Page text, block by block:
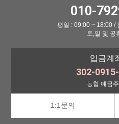
010-
평일 : 09:00 ~ 18:00 /
토,일 및 공
입금계
302-
농협 예금
1:1문의